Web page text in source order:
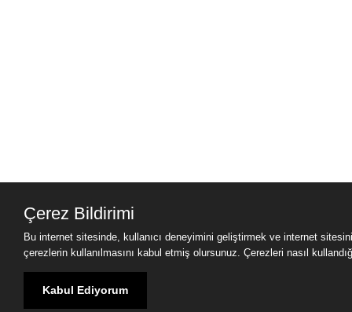
Çerez Bildirimi
Bu internet sitesinde, kullanıcı deneyimini geliştirmek ve internet
çerezlerin kullanılmasını kabul etmiş olursunuz. Çerezleri nasıl
Kabul Ediyorum